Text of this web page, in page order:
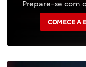
Prepare-se com
COMECE A